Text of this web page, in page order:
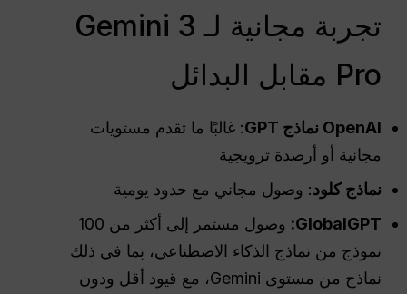
تجربة مجانية لـ Gemini 3
Pro مقابل البدائل
OpenAI نماذج GPT
: غالبًا ما تقدم مستويات
مجانية أو أرصدة ترويجية
نماذج كلود: وصول مجاني مع حدود يومية
GlobalGPT:
وصول مستمر إلى أكثر من 100
نموذج من نماذج الذكاء الاصطناعي، بما في ذلك
نماذج من مستوى Gemini، مع قيود أقل ودون